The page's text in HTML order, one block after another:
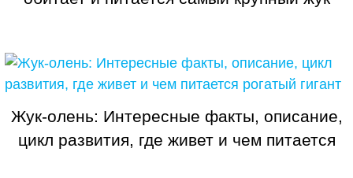
Жук-олень: Интересные факты, описание,
цикл развития, где живет и чем питается